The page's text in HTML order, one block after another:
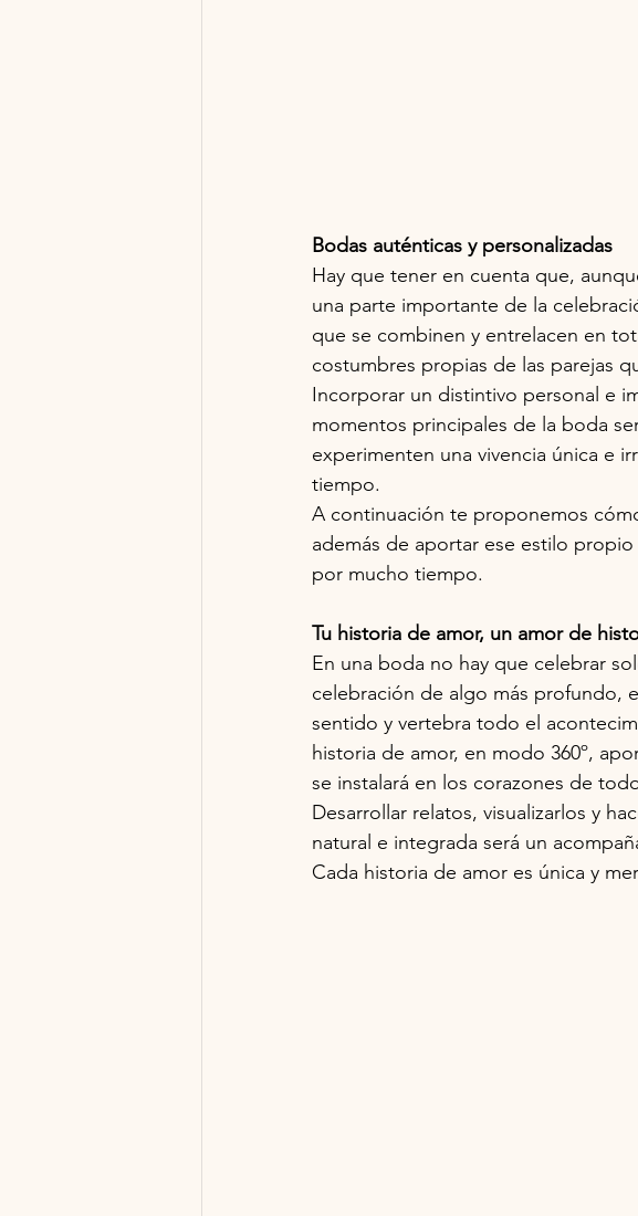
Bodas auténticas y personalizadas
Hay que tener en cuenta que,
una parte importante de la
que se combinen y entrelacen en
costumbres propias de las parejas
Incorporar un distintivo personal e
momentos principales de la boda
experimenten una vivencia única e
tiempo.
A continuación te proponemos
además de aportar ese estilo
por mucho tiempo.
Tu historia de amor, un amor de
En una boda no hay que celebrar
celebración de algo más profundo,
sentido y vertebra todo el
historia de amor, en modo 360º,
se instalará en los corazones de
Desarrollar relatos, visualizarlos y
natural e integrada será un
Cada historia de amor es única y